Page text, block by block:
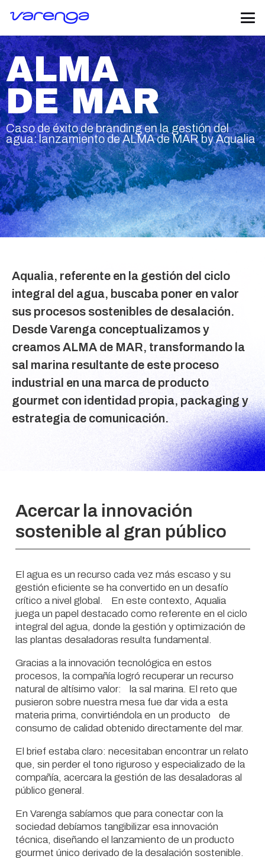
ALMA
DE MAR
Caso de éxito de branding en la gestión del
agua: lanzamiento de ALMA de MAR by Aqualia
Aqualia, referente en la gestión del ciclo
integral del agua, buscaba poner en valor
sus procesos sostenibles de desalación.
Desde Varenga conceptualizamos y
creamos ALMA de MAR, transformando la
sal marina resultante de este proceso
industrial en una marca de producto
gourmet con identidad propia, packaging y
estrategia de comunicación.
Acercar la innovación
sostenible al gran público
El agua es un recurso cada vez más escaso y su
gestión eficiente se ha convertido en un desafío
crítico a nivel global. En este contexto, Aqualia
juega un papel destacado como referente en el ciclo
integral del agua, donde la gestión y optimización de
las plantas desaladoras resulta fundamental.
Gracias a la innovación tecnológica en estos
procesos, la compañía logró recuperar un recurso
natural de altísimo valor: la sal marina. El reto que
pusieron sobre nuestra mesa fue dar vida a esta
materia prima, convirtiéndola en un producto de
consumo de calidad obtenido directamente del mar.
El brief estaba claro: necesitaban encontrar un relato
que, sin perder el tono riguroso y especializado de la
compañía, acercara la gestión de las desaladoras al
público general.
En Varenga sabíamos que para conectar con la
sociedad debíamos tangibilizar esa innovación
técnica, diseñando el lanzamiento de un producto
gourmet único derivado de la desalación sostenible.